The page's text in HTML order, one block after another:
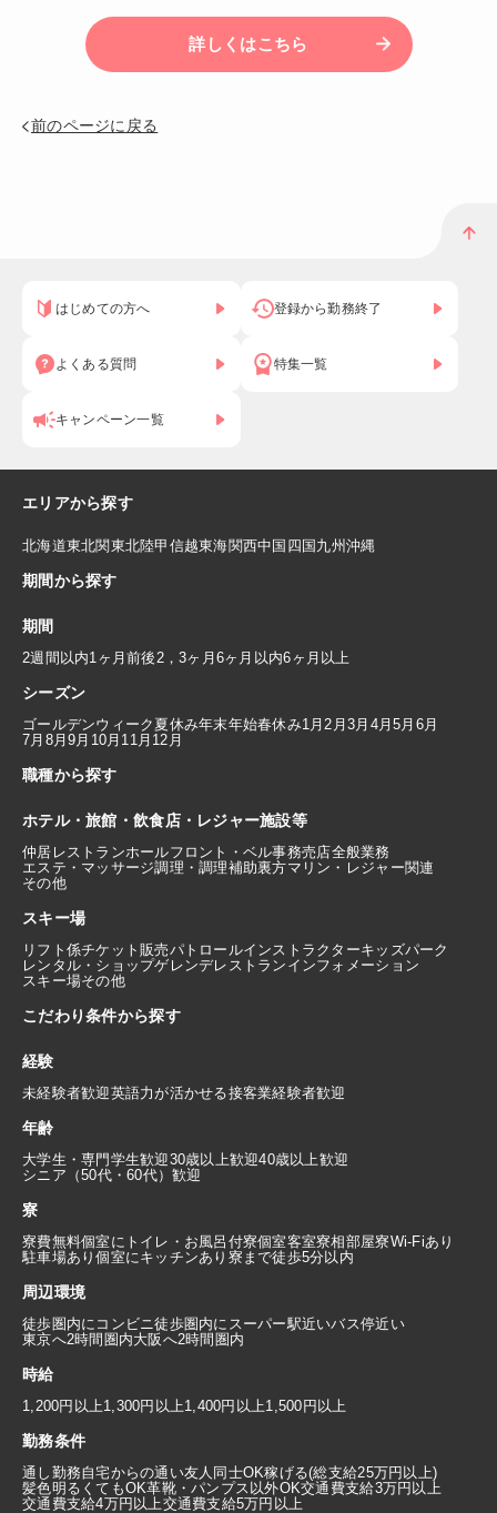
詳しくはこちら
前のページに戻る
はじめての方へ 登録から勤務終了
よくある質問 特集一覧
キャンペーン一覧
エリアから探す
北海道東北関東北陸甲信越東海関西中国 四国九州沖縄
期間から探す
期間
2週間以内1ヶ月前後 2，3ヶ月 6ヶ月以内6ヶ月以上
シーズン
ゴールデンウィーク 夏休み年末年始春休み1月 2月3月 4月5月 6月
7月 8月9月 10月 11月 12月
職種から探す
ホテル・旅館・飲食店・レジャー施設等
仲居 レストランホールフロント・ベル事務売店全般業務
エステ・マッサージ調理・調理補助裏方マリン・レジャー関連
その他
スキー場
リフト係チケット販売パトロールインストラクターキッズパーク
レンタル・ショップゲレンデレストラン インフォメーション
スキー場その他
こだわり条件から探す
経験
未経験者歓迎英語力が活かせる接客業経験者歓迎
年齢
大学生・専門学生歓迎30歳以上歓迎40歳以上歓迎
シニア（50代・60代）歓迎
寮
寮費無料個室にトイレ・お風呂付寮個室客室寮相部屋寮Wi-Fiあり
駐車場あり個室にキッチンあり 寮まで徒歩5分以内
周辺環境
徒歩圏内にコンビニ徒歩圏内にスーパー駅近いバス停近い
東京へ2時間圏内大阪へ2時間圏内
時給
1,200円以上1,300円以上1,400円以上1,500円以上
勤務条件
通し勤務自宅からの通い友人同士OK稼げる(総支給25万円以上)
髪色明るくてもOK革靴・パンプス以外OK交通費支給3万円以上
交通費支給4万円以上交通費支給5万円以上